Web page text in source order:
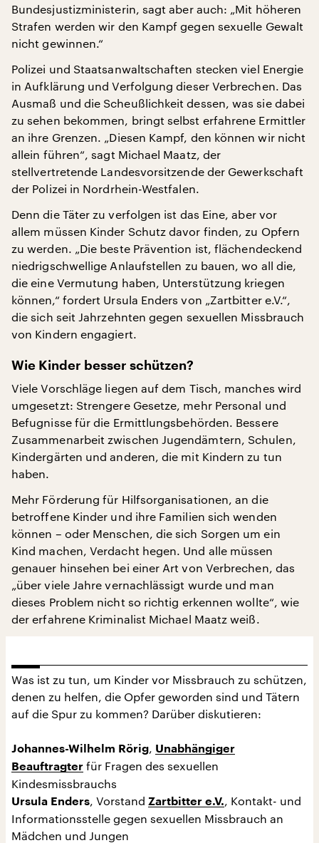
Bundesjustizministerin, sagt aber auch: „Mit höheren
Strafen werden wir den Kampf gegen sexuelle Gewalt
nicht gewinnen.“
Polizei und Staatsanwaltschaften stecken viel Energie
in Aufklärung und Verfolgung dieser Verbrechen. Das
Ausmaß und die Scheußlichkeit dessen, was sie dabei
zu sehen bekommen, bringt selbst erfahrene Ermittler
an ihre Grenzen. „Diesen Kampf, den können wir nicht
allein führen“, sagt Michael Maatz, der
stellvertretende Landesvorsitzende der Gewerkschaft
der Polizei in Nordrhein-Westfalen.
Denn die Täter zu verfolgen ist das Eine, aber vor
allem müssen Kinder Schutz davor finden, zu Opfern
zu werden. „Die beste Prävention ist, flächendeckend
niedrigschwellige Anlaufstellen zu bauen, wo all die,
die eine Vermutung haben, Unterstützung kriegen
können,“ fordert Ursula Enders von „Zartbitter e.V.“,
die sich seit Jahrzehnten gegen sexuellen Missbrauch
von Kindern engagiert.
Wie Kinder besser schützen?
Viele Vorschläge liegen auf dem Tisch, manches wird
umgesetzt: Strengere Gesetze, mehr Personal und
Befugnisse für die Ermittlungsbehörden. Bessere
Zusammenarbeit zwischen Jugendämtern, Schulen,
Kindergärten und anderen, die mit Kindern zu tun
haben.
Mehr Förderung für Hilfsorganisationen, an die
betroffene Kinder und ihre Familien sich wenden
können – oder Menschen, die sich Sorgen um ein
Kind machen, Verdacht hegen. Und alle müssen
genauer hinsehen bei einer Art von Verbrechen, das
„über viele Jahre vernachlässigt wurde und man
dieses Problem nicht so richtig erkennen wollte“, wie
der erfahrene Kriminalist Michael Maatz weiß.
Was ist zu tun, um Kinder vor Missbrauch zu schützen,
denen zu helfen, die Opfer geworden sind und Tätern
auf die Spur zu kommen? Darüber diskutieren:
Johannes-Wilhelm Rörig, Unabhängiger
Beauftragter für Fragen des sexuellen
Kindesmissbrauchs
Ursula Enders, Vorstand Zartbitter e.V., Kontakt- und
Informationsstelle gegen sexuellen Missbrauch an
Mädchen und Jungen